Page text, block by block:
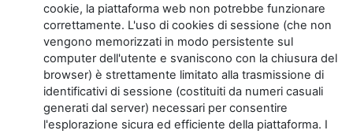
cookie, la piattaforma web non potrebbe funzionare
correttamente. L'uso di cookies di sessione (che non
vengono memorizzati in modo persistente sul
computer dell'utente e svaniscono con la chiusura del
browser) è strettamente limitato alla trasmissione di
identificativi di sessione (costituiti da numeri casuali
generati dal server) necessari per consentire
l'esplorazione sicura ed efficiente della piattaforma. I